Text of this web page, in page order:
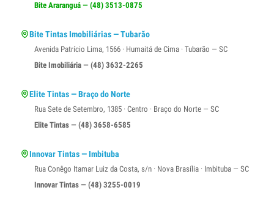
Bite Araranguá — (48) 3513-0875
Bite Tintas Imobiliárias — Tubarão
Avenida Patrício Lima, 1566 · Humaitá de Cima · Tubarão — SC
Bite Imobiliária — (48) 3632-2265
Elite Tintas — Braço do Norte
Rua Sete de Setembro, 1385 · Centro · Braço do Norte — SC
Elite Tintas — (48) 3658-6585
Innovar Tintas — Imbituba
Rua Conêgo Itamar Luiz da Costa, s/n · Nova Brasília · Imbituba — SC
Innovar Tintas — (48) 3255-0019